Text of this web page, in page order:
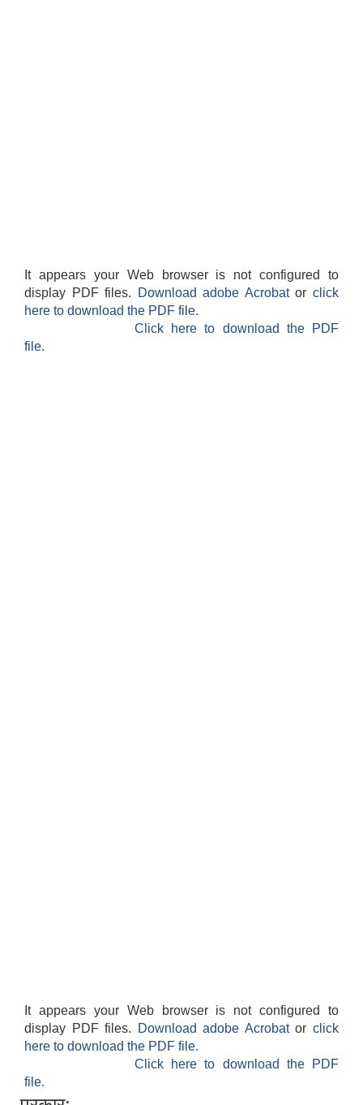
It appears your Web browser is not configured to
display PDF files.
Download adobe Acrobatorclick
here to download the PDF file.
Click here to download the PDF
file.
It appears your Web browser is not configured to
display PDF files.
Download adobe Acrobatorclick
here to download the PDF file.
Click here to download the PDF
file.